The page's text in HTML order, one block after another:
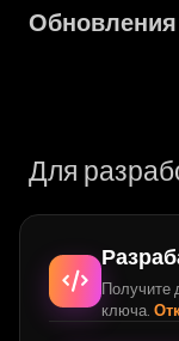
Для
Получите
ключа.